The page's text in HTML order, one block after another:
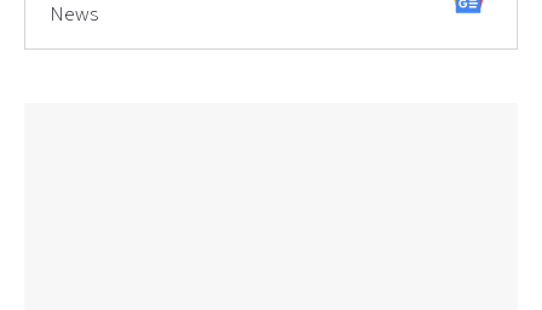
News